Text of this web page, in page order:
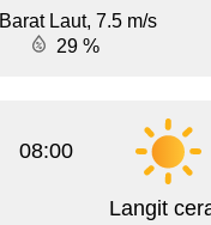
Barat Laut, 7.5 m/s
29 %
08:00
Langit